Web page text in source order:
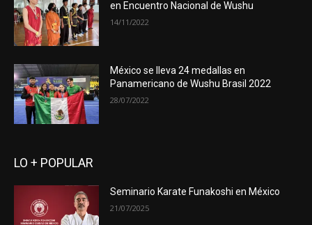
en Encuentro Nacional de Wushu
14/11/2022
México se lleva 24 medallas en
Panamericano de Wushu Brasil 2022
28/07/2022
LO + POPULAR
Seminario Karate Funakoshi en México
21/07/2025